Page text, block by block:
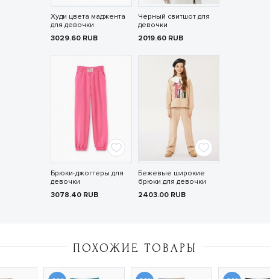
Худи цвета маджента
для девочки
3029.60 RUB
Черный свитшот для
девочки
2019.60 RUB
Брюки-джоггеры для
девочки
3078.40 RUB
Бежевые широкие
брюки для девочки
2403.00 RUB
ПОХОЖИЕ ТОВАРЫ